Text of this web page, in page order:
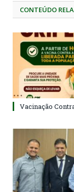
CONTEÚDO
Vacinação